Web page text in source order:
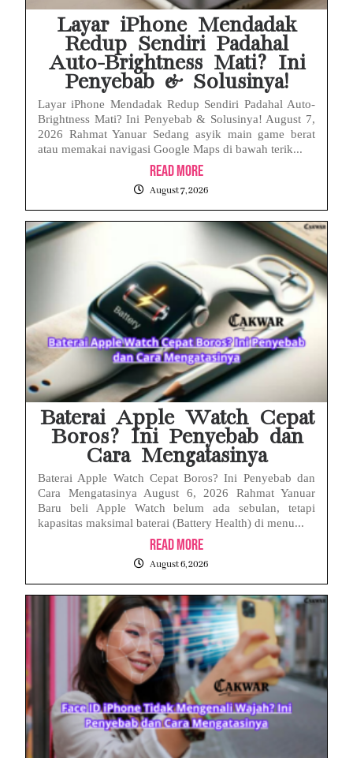
Layar iPhone Mendadak
Redup Sendiri Padahal
Auto-Brightness Mati? Ini
Penyebab & Solusinya!
Layar iPhone Mendadak Redup Sendiri Padahal Auto-
Brightness Mati? Ini Penyebab & Solusinya! August 7,
2026 Rahmat Yanuar Sedang asyik main game berat
atau memakai navigasi Google Maps di bawah terik...
Read More
August 7, 2026
Baterai Apple Watch Cepat
Boros? Ini Penyebab dan
Cara Mengatasinya
Baterai Apple Watch Cepat Boros? Ini Penyebab dan
Cara Mengatasinya August 6, 2026 Rahmat Yanuar
Baru beli Apple Watch belum ada sebulan, tetapi
kapasitas maksimal baterai (Battery Health) di menu...
Read More
August 6, 2026